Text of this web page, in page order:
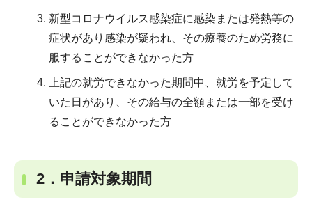
新型コロナウイルス感染症に感染または発熱等の
症状があり感染が疑われ、その療養のため労務に
服することができなかった方
上記の就労できなかった期間中、就労を予定して
いた日があり、その給与の全額または一部を受け
ることができなかった方
2．申請対象期間